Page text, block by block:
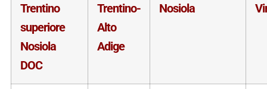
Trentino
superiore
Nosiola
DOC
Trentino-
Alto
Adige
Nosiola